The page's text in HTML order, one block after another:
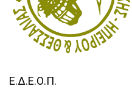
Ε.Δ.Ε.Ο.Π.